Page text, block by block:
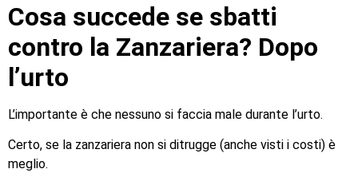
Cosa succede se sbatti
contro la Zanzariera? Dopo
l’urto
L’importante è che nessuno si faccia male durante l’urto.
Certo, se la zanzariera non si ditrugge (anche visti i costi) è
meglio.